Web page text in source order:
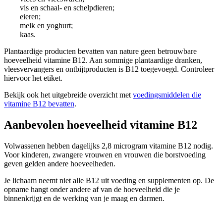
vis en schaal- en schelpdieren;
eieren;
melk en yoghurt;
kaas.
Plantaardige producten bevatten van nature geen betrouwbare
hoeveelheid vitamine B12. Aan sommige plantaardige dranken,
vleesvervangers en ontbijtproducten is B12 toegevoegd. Controleer
hiervoor het etiket.
Bekijk ook het uitgebreide overzicht met voedingsmiddelen die
vitamine B12 bevatten.
Aanbevolen hoeveelheid vitamine B12
Volwassenen hebben dagelijks 2,8 microgram vitamine B12 nodig.
Voor kinderen, zwangere vrouwen en vrouwen die borstvoeding
geven gelden andere hoeveelheden.
Je lichaam neemt niet alle B12 uit voeding en supplementen op. De
opname hangt onder andere af van de hoeveelheid die je
binnenkrijgt en de werking van je maag en darmen.